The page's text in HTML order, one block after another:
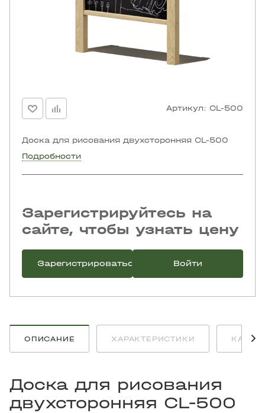
Артикул: CL-500
Доска для рисования двухсторонняя CL-500
Подробности
Зарегистрируйтесь на
сайте, чтобы узнать цену
Зарегистрироваться Войти
ОПИСАНИЕ ХАРАКТЕРИСТИКИ КАК
Доска для рисования
двухсторонняя CL-500